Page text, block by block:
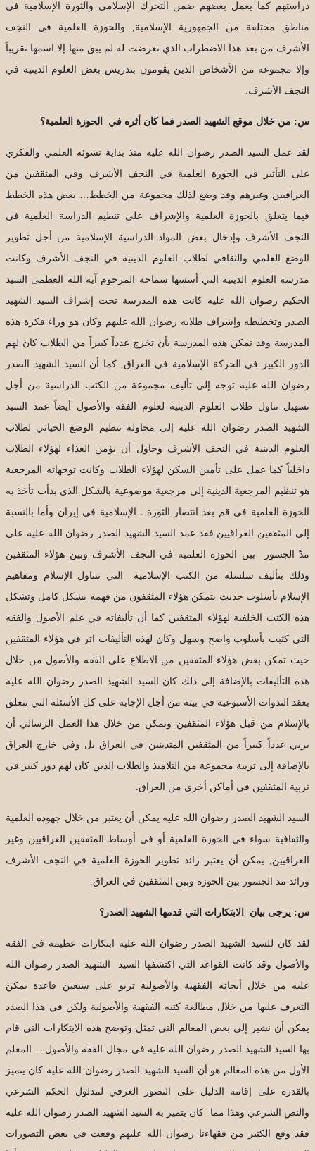
دراستهم كما يعمل بعضهم ضمن التحرك الإسلامي والثورة الإسلامية في
مناطق مختلفة من الجمهورية الإسلامية, والحوزة العلمية في النجف
الأشرف من بعد هذا الاضطراب الذي تعرضت له لم يبق منها إلا اسمها تقريباً
وإلا مجموعة من الأشخاص الذين يقومون بتدريس بعض العلوم الدينية في
النجف الأشرف.
س: من خلال موقع الشهيد الصدر فما كان أثره في الحوزة العلمية؟
لقد عمل السيد الصدر رضوان الله عليه منذ بداية نشوئه العلمي والفكري
على التأثير في الحوزة العلمية في النجف الأشرف وفي المثقفين من
العراقيين وغيرهم وقد وضع لذلك مجموعة من الخطط… بعض هذه الخطط
فيما يتعلق بالحوزة العلمية والإشراف على تنظيم الدراسة العلمية في
النجف الأشرف وإدخال بعض المواد الدراسية الإسلامية من أجل تطوير
الوضع العلمي والثقافي لطلاب العلوم الدينية في النجف الأشرف وكانت
مدرسة العلوم الدينية التي أسسها سماحة المرحوم آية الله العظمى السيد
الحكيم رضوان الله عليه كانت هذه المدرسة تحت إشراف السيد الشهيد
الصدر وتخطيطه وإشراف طلابه رضوان الله عليهم وكان هو وراء فكرة هذه
المدرسة وقد تمكن هذه المدرسة بأن تخرج عدداً كبيراً من الطلاب كان لهم
الدور الكبير في الحركة الإسلامية في العراق, كما أن السيد الشهيد الصدر
رضوان الله عليه توجه إلى تأليف مجموعة من الكتب الدراسية من أجل
تسهيل تناول طلاب العلوم الدينية لعلوم الفقه والأصول أيضاً عمد السيد
الشهيد الصدر رضوان الله عليه إلى محاولة تنظيم الوضع الحياتي لطلاب
العلوم الدينية في النجف الأشرف وحاول أن يؤمن الغذاء لهؤلاء الطلاب
داخلياً كما عمل على تأمين السكن لهؤلاء الطلاب وكانت توجهاته المرجعية
هو تنظيم المرجعية الدينية إلى مرجعية موضوعية بالشكل الذي بدأت تأخذ به
الحوزة العلمية في قم بعد انتصار الثورة ـ الإسلامية في إيران وأما بالنسبة
إلى المثقفين العراقيين فقد عمد السيد الشهيد الصدر رضوان الله عليه على
مدّ الجسور بين الحوزة العلمية في النجف الأشرف وبين هؤلاء المثقفين
وذلك بتأليف سلسلة من الكتب الإسلامية التي تتناول الإسلام ومفاهيم
الإسلام بأسلوب حديث يتمكن هؤلاء المثقفون من فهمه بشكل كامل وتشكل
هذه الكتب الخلفية لهؤلاء المثقفين كما أن تأليفاته في علم الأصول والفقه
التي كتبت بأسلوب واضح وسهل وكان لهذه التأليفات اثر في هؤلاء المثقفين
حيث تمكن بعض هؤلاء المثقفين من الاطلاع على الفقه والأصول من خلال
هذه التأليفات بالإضافة إلى ذلك كان السيد الشهيد الصدر رضوان الله عليه
يعقد الندوات الأسبوعية في بيته من أجل الإجابة على كل الأسئلة التي تتعلق
بالإسلام من قبل هؤلاء المثقفين وتمكن من خلال هذا العمل الرسالي أن
يربي عدداً كبيراً من المثقفين المتدينين في العراق بل وفي خارج العراق
بالإضافة إلى تربية مجموعة من التلاميذ والطلاب الذين كان لهم دور كبير في
تربية المثقفين في أماكن أخرى من العراق.
السيد الشهيد الصدر رضوان الله عليه يمكن أن يعتبر من خلال جهوده العلمية
والثقافية سواء في الحوزة العلمية أو في أوساط المثقفين العراقيين وغير
العراقيين, يمكن أن يعتبر رائد تطوير الحوزة العلمية في النجف الأشرف
ورائد مد الجسور بين الحوزة وبين المثقفين في العراق.
س: يرجى بيان الابتكارات التي قدمها الشهيد الصدر؟
لقد كان للسيد الشهيد الصدر رضوان الله عليه ابتكارات عظيمة في الفقه
والأصول وقد كانت القواعد التي اكتشفها السيد الشهيد الصدر رضوان الله
عليه من خلال أبحاثه الفقهية والأصولية تربو على سبعين قاعدة يمكن
التعرف عليها من خلال مطالعة كتبه الفقهية والأصولية ولكن في هذا الصدد
يمكن أن نشير إلى بعض المعالم التي تمثل وتوضح هذه الابتكارات التي قام
بها السيد الشهيد الصدر رضوان الله عليه في مجال الفقه والأصول… المعلم
الأول من هذه المعالم هو أن السيد الشهيد الصدر رضوان الله عليه كان يتميز
بالقدرة على إقامة الدليل على التصور العرفي لمدلول الحكم الشرعي
والنص الشرعي وهذا مما كان يتميز به السيد الشهيد الصدر رضوان الله عليه
فقد وقع الكثير من فقهاءنا رضوان الله عليهم وقعت في بعض التصورات